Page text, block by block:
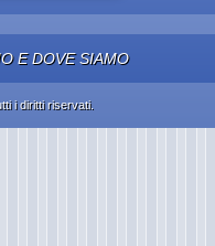
E DOVE SIAMO
i diritti riservati.